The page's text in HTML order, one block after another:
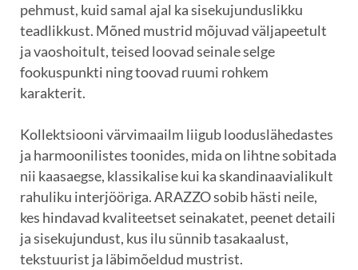
pehmust, kuid samal ajal ka sisekujunduslikku
teadlikkust. Mõned mustrid mõjuvad väljapeetult
ja vaoshoitult, teised loovad seinale selge
fookuspunkti ning toovad ruumi rohkem
karakterit.
Kollektsiooni värvimaailm liigub looduslähedastes
ja harmoonilistes toonides, mida on lihtne sobitada
nii kaasaegse, klassikalise kui ka skandinaavialikult
rahuliku interjööriga. ARAZZO sobib hästi neile,
kes hindavad kvaliteetset seinakatet, peenet detaili
ja sisekujundust, kus ilu sünnib tasakaalust,
tekstuurist ja läbimõeldud mustrist.